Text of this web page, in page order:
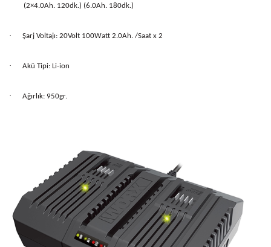
(2×4.0Ah. 120dk.) (6.0Ah. 180dk.)
· Şarj Voltajı: 20Volt 100Watt 2.0Ah. /Saat x 2
· Akü Tipi: Li-ion
· Ağırlık: 950gr.